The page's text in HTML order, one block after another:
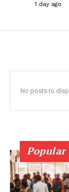
1 day ago
No posts to
Popular